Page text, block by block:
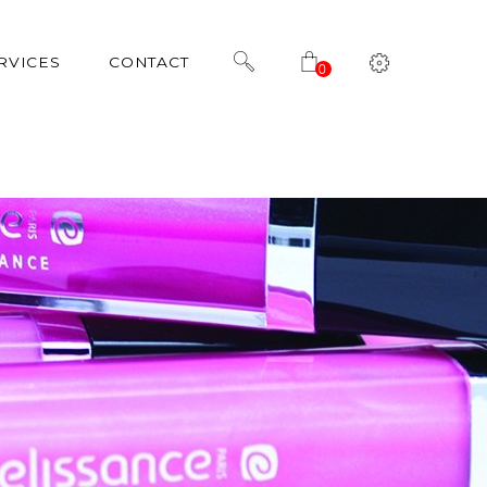
CONTACT 0